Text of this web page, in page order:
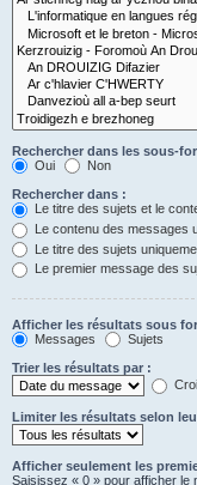
Rechercher dans les sous-
Oui
Non
Rechercher dans :
Le titre des sujets et le
Le contenu des messages
Le titre des sujets
Le premier message des
Afficher les résultats sous
Messages
Sujets
Trier les résultats par :
Limiter les résultats selon
Afficher seulement les
Saisissez « 0 » pour afficher le